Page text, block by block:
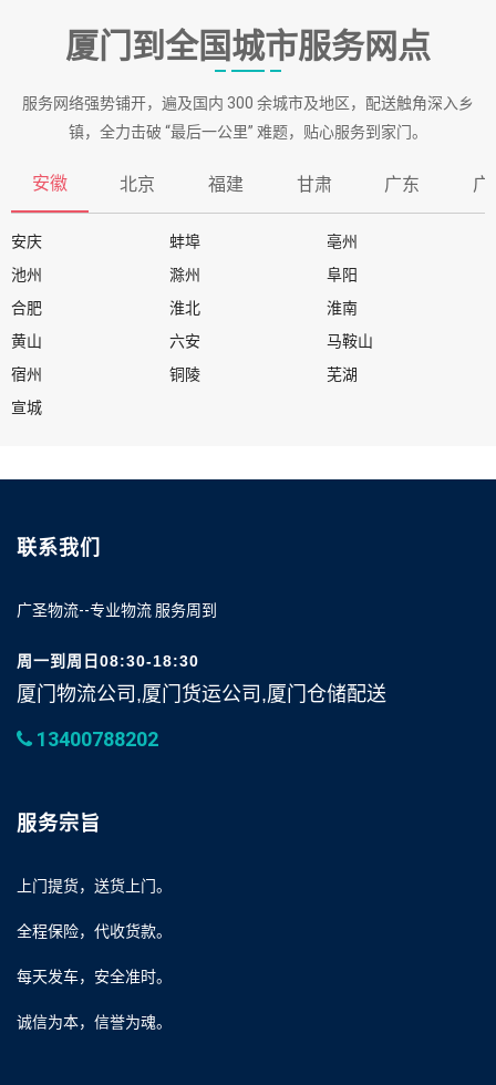
厦门到全国城市服务网点
服务网络强势铺开，遍及国内 300 余城市及地区，配送触角深入乡
镇，全力击破 “最后一公里” 难题，贴心服务到家门。
安徽 北京 福建 甘肃 广东 广
安庆 蚌埠
亳州
池州
滁州
阜阳
合肥
淮北
淮南
黄山
六安
马鞍山
宿州
铜陵
芜湖
宣城
联系我们
广圣物流--专业物流 服务周到
周一到周日08:30-18:30
厦门物流公司,厦门货运公司,厦门仓储配送
13400788202
服务宗旨
上门提货，送货上门。
全程保险，代收货款。
每天发车，安全准时。
诚信为本，信誉为魂。